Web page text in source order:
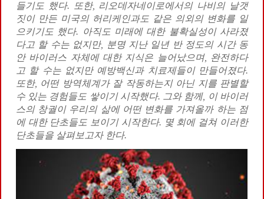
들기도 했다. 또한, 리오데자네이로에서의 나비의 날갯
짓이 만든 미국의 허리케인과도 같은 의외의 변화를 일
으키기도 했다. 아직도 미래에 대한 불확실성이 사라졌
다고 할 수는 없지만, 분명 지난 일년 반 정도의 시간 동
안 바이러스 자체에 대한 지식은 늘어났으며, 완전하다
고 할 수는 없지만 예방백신과 치료제들이 만들어졌다.
또한, 어떤 방역체계가 잘 작동하는지 아닌 지를 판별할
수 있는 경험들도 쌓이기 시작했다. 그와 함께, 이 바이러
스의 창궐이 우리의 삶에 어떤 변화를 가져올까 하는 점
에 대한 단초들도 보이기 시작한다. 몇 회에 걸쳐 이러한
단초들을 살펴보고자 한다.